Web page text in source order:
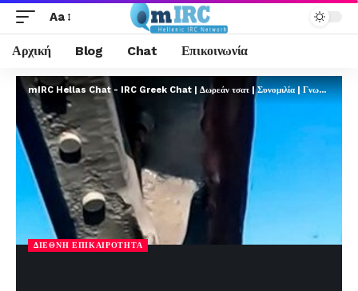
Aa
Αρχική Blog Chat Επικοινωνία
mIRC Hellas Chat - IRC Greek Chat | Δωρεάν τσατ | Συνομιλία | Γνωριμίες | FREE
ΔΙΕΘΝΉ ΕΠΙΚΑΙΡΌΤΗΤΑ